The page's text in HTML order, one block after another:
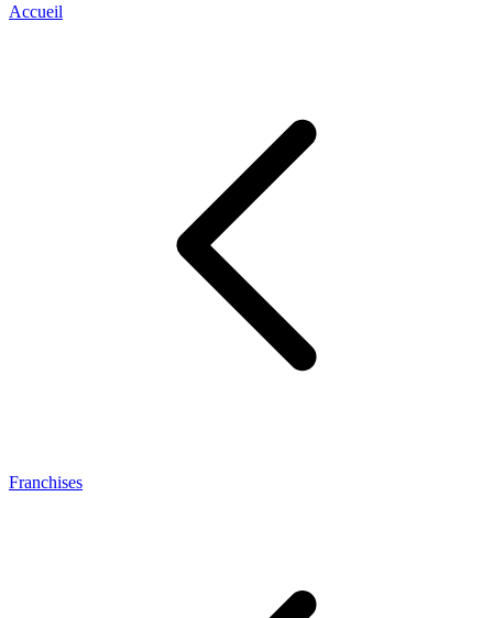
Accueil
Franchises